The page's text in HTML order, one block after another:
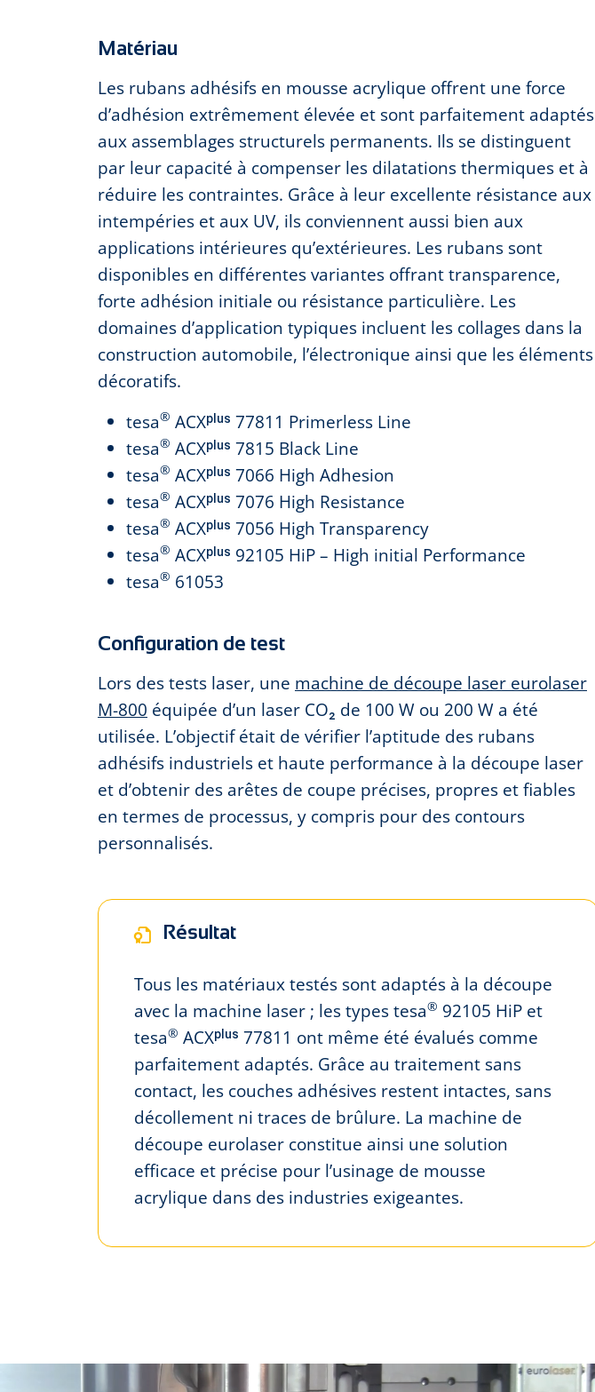
Matériau
Les rubans adhésifs en mousse acrylique offrent une force
d’adhésion extrêmement élevée et sont parfaitement adaptés
aux assemblages structurels permanents. Ils se distinguent
par leur capacité à compenser les dilatations thermiques et à
réduire les contraintes. Grâce à leur excellente résistance aux
intempéries et aux UV, ils conviennent aussi bien aux
applications intérieures qu’extérieures. Les rubans sont
disponibles en différentes variantes offrant transparence,
forte adhésion initiale ou résistance particulière. Les
domaines d’application typiques incluent les collages dans la
construction automobile, l’électronique ainsi que les éléments
décoratifs.
tesa® ACXᵖˡᵘˢ 77811 Primerless Line
tesa® ACXᵖˡᵘˢ 7815 Black Line
tesa® ACXᵖˡᵘˢ 7066 High Adhesion
tesa® ACXᵖˡᵘˢ 7076 High Resistance
tesa® ACXᵖˡᵘˢ 7056 High Transparency
tesa® ACXᵖˡᵘˢ 92105 HiP – High initial Performance
tesa® 61053
Configuration de test
Lors des tests laser, une machine de découpe laser eurolaser
M-800 équipée d’un laser CO₂ de 100 W ou 200 W a été
utilisée. L’objectif était de vérifier l’aptitude des rubans
adhésifs industriels et haute performance à la découpe laser
et d’obtenir des arêtes de coupe précises, propres et fiables
en termes de processus, y compris pour des contours
personnalisés.
Résultat
Tous les matériaux testés sont adaptés à la découpe
avec la machine laser ; les types tesa® 92105 HiP et
tesa® ACXᵖˡᵘˢ 77811 ont même été évalués comme
parfaitement adaptés. Grâce au traitement sans
contact, les couches adhésives restent intactes, sans
décollement ni traces de brûlure. La machine de
découpe eurolaser constitue ainsi une solution
efficace et précise pour l’usinage de mousse
acrylique dans des industries exigeantes.